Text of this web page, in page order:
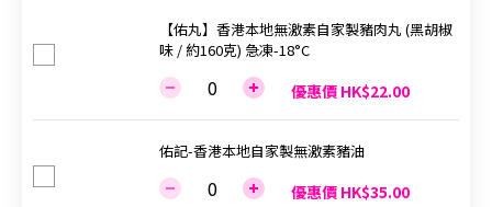
【佑丸】香港本地無激素自家製豬肉丸 (黑胡椒
味 / 約160克) 急凍-18°C
優惠價 HK$22.00
佑記-香港本地自家製無激素豬油
優惠價 HK$35.00